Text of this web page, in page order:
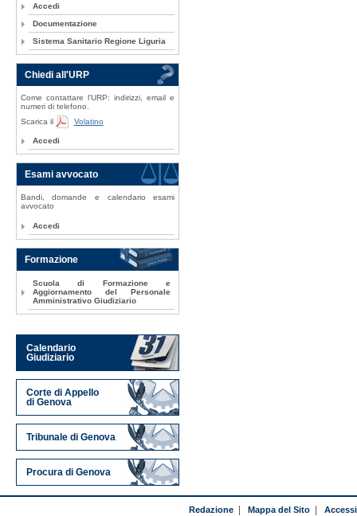
Accedi
Documentazione
Sistema Sanitario Regione Liguria
Chiedi all'URP
Come contattare l'URP: indirizzi, email e
numeri di telefono.
Scarica il
Volatino
Accedi
Esami avvocato
Bandi, domande e calendario esami
avvocato
Accedi
Formazione
Scuola di Formazione e
Aggiornamento del Personale
Amministrativo Giudiziario
Calendario
Giudiziario
Corte di Appello
di Genova
Tribunale di Genova
Procura di Genova
Redazione| Mappa del Sito|